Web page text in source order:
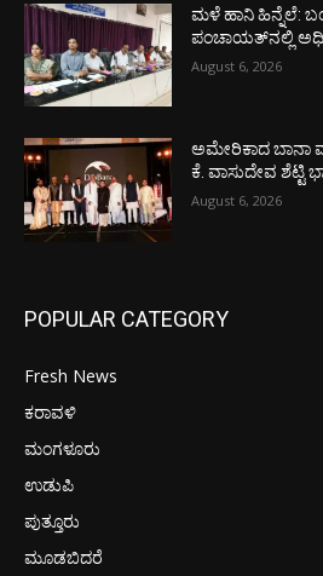
ಮಳೆ ಹಾನಿ ಹಿನ್ನೆಲೆ:
ಪಂಚಾಯತ್‌ನಲ್ಲಿ
August 6, 2026
ಅಮೇರಿಕಾದ ಬಾನಾ
ಕೆ. ವಾಸುದೇವ ಶೆಟ್ಟಿ
August 6, 2026
POPULAR CATEGORY
Fresh News
ಕರಾವಳಿ
ಮಂಗಳೂರು
ಉಡುಪಿ
ಪುತ್ತೂರು
ಮೂಡಬಿದರೆ